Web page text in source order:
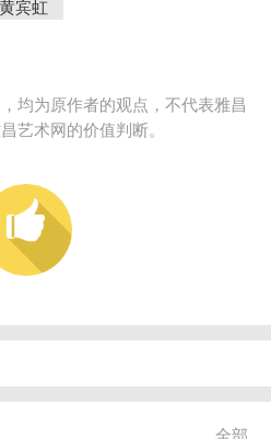
黄宾虹
均为原作者的观点，不代表雅昌
艺术网的价值判断。
全部